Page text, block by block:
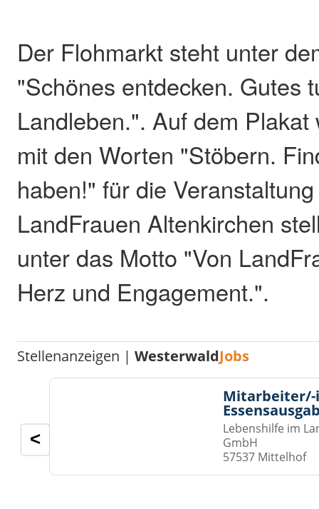
Der Flohmarkt steht unter
"Schönes entdecken. Gutes
Landleben.". Auf dem
mit den Worten "Stöbern.
haben!" für die
LandFrauen Altenkirchen
unter das Motto "Von
Herz und Engagement.".
Stellenanzeigen |WesterwaldJobs
Lebenshilfe im
GmbH
57537 Mittelhof
<